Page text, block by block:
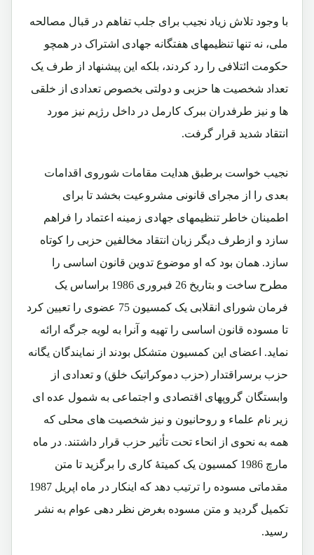
با وجود تلاش زیاد نجیب برای جلب تفاهم در قبال مصالحه
ملی، نه تنها تنظیمهای هفتگانه جهادی اشتراک در همچو
حکومت ائتلافی را رد کردند، بلکه این پیشنهاد از طرف یک
تعداد شخصیت ها حزبی و دولتی بخصوص تعدادی از خلقی
ها و نیز طرفدران ببرک کارمل در داخل رژیم نیز مورد
انتقاد شدید قرار گرفت.
نجیب خواست برطبق هدایت مقامات شوروی اقدامات
بعدی را از مجرای قانونی مشروعیت بخشد تا برای
اطمینان خاطر تنظیمهای جهادی زمینه اعتماد را فراهم
سازد و ازطرف دیگر زبان انتقاد مخالفین حزبی را کوتاه
سازد. همان بود که او موضوع تدوین قانون اساسی را
مطرح ساخت و بتاریخ 26 فبروری 1986 براساس یک
فرمان شورای انقلابی یک کمسیون 75 عضوی را تعیین کرد
تا مسوده قانون اساسی را تهیه و آنرا به لویه جرگه ارائه
نماید. اعضای این کمسیون متشکل بودند از نمایندگان یگانه
حزب برسراقتدار (حزب دموکراتیک خلق) و تعدادی از
وابستگان گروپهای اقتصادی و اجتماعی به شمول عده ای
زیر نام علماء و روحانیون و نیز شخصیت های محلی که
همه به نحوی از انحاء تحت تأثیر حزب قرار داشتند. در ماه
مارچ 1986 کمسیون یک کمیتۀ کاری را برگزید تا متن
مقدماتی مسوده را ترتیب دهد که اینکار در ماه اپریل 1987
تکمیل گردید و متن مسوده بغرض نظر دهی عوام به نشر
رسید.